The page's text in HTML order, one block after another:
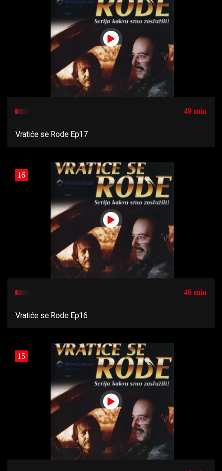
49 min
Vratiće se Rode Ep17
16
46 min
Vratiće se Rode Ep16
15